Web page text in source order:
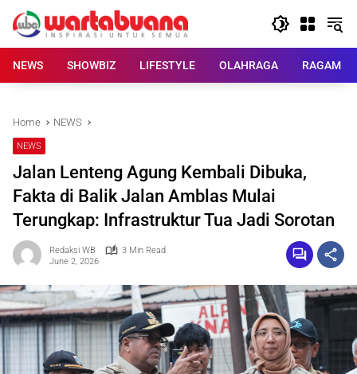
content
NEWS
SHOWBIZ LIFESTYLE OLAHRAGA RAGAM
Home NEWS
NEWS
Jalan Lenteng Agung Kembali Dibuka,
Fakta di Balik Jalan Amblas Mulai
Terungkap: Infrastruktur Tua Jadi Sorotan
Redaksi WB
3 Min Read
June 2, 2026